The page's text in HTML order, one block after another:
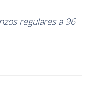
regulares a 96